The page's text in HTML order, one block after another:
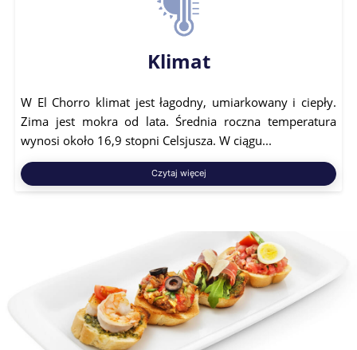
Klimat
W El Chorro klimat jest łagodny, umiarkowany i ciepły.
Zima jest mokra od lata. Średnia roczna temperatura
wynosi około 16,9 stopni Celsjusza. W ciągu...
Czytaj więcej